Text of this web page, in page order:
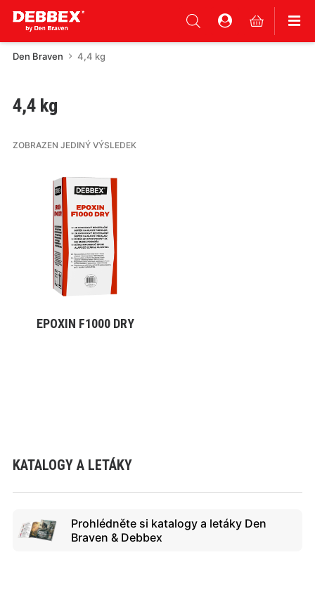
Den Braven 4,4 kg
KATALOGY A LETÁKY
Prohlédněte si katalogy a letáky Den
Braven & Debbex
4,4 kg
ZOBRAZEN JEDINÝ VÝSLEDEK
VYBRAT VARIANTU
produkt
Varianty
EPOXIN F1000 DRY